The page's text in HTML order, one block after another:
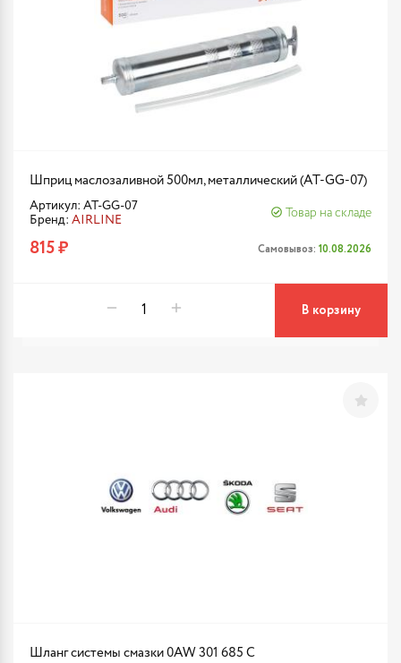
Шприц маслозаливной 500мл, металлический (AT-GG-07)
Артикул: AT-GG-07
Бренд: AIRLINE
Товар на складе
815 ₽ Самовывоз: 10.08.2026
В корзину
Шланг системы смазки 0AW 301 685 C